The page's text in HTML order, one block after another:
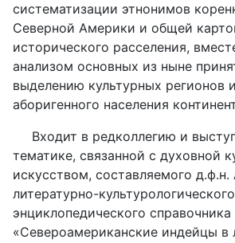
систематизации этнонимов
Северной Америки и общей
исторического расселения,
анализом основных из ныне
выделению культурных регионов
аборигенного населения
Входит в редколлегию и
тематике, связанной с духовной
искусством, составляемого
литературно-культурологического
энциклопедического справочника
«Североамериканские индейцы в